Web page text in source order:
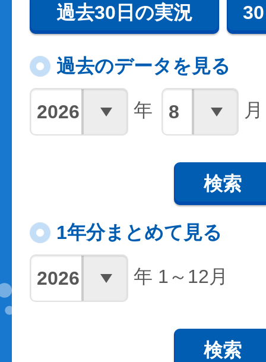
過去30日の実況
過去のデータを見る
年 月
検索
1年分まとめて見る
年 1～12月
検索